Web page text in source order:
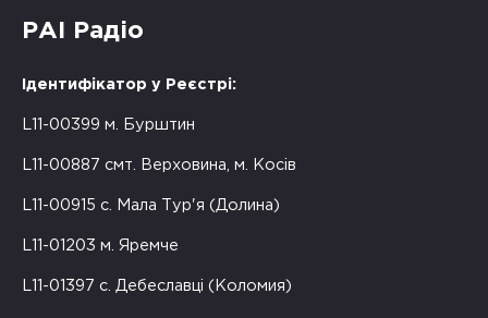
РАІ Радіо
Ідентифікатор у Реєстрі:
L11-00399 м. Бурштин
L11-00887 смт. Верховина, м. Косів
L11-00915 с. Мала Тур'я (Долина)
L11-01203 м. Яремче
L11-01397 с. Дебеславці (Коломия)